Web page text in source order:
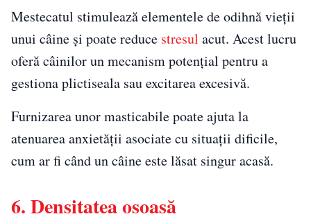
Mestecatul stimulează elementele de odihnă vieții
unui câine și poate reduce stresul acut. Acest lucru
oferă câinilor un mecanism potențial pentru a
gestiona plictiseala sau excitarea excesivă.
Furnizarea unor masticabile poate ajuta la
atenuarea anxietății asociate cu situații dificile,
cum ar fi când un câine este lăsat singur acasă.
6. Densitatea osoasă